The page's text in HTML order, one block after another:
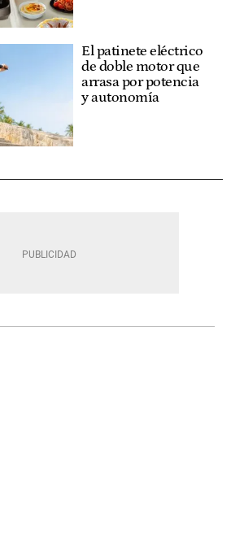
El patinete eléctrico
de doble motor que
arrasa por potencia
y autonomía